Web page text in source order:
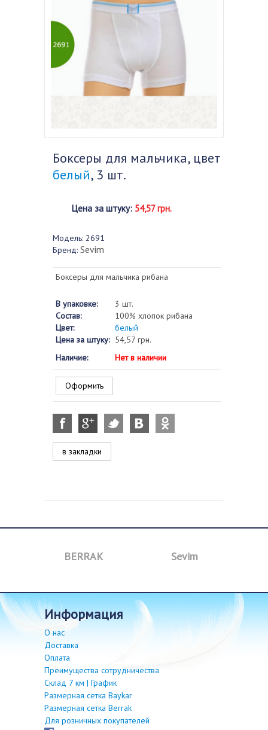
Боксеры для мальчика, цвет
белый, 3 шт.
Цена за штуку: 54,57 грн.
Модель: 2691
Бренд: Sevim
Боксеры для мальчика рибана
В упаковке:
3 шт.
Состав:
100% хлопок рибана
Цвет:
белый
Цена за штуку: 54,57 грн.
Наличие:
Нет в наличии
Оформить
в закладки
BERRAK Sevim
информация
О нас
Доставка
Оплата
Преимущества сотрудничества
Склад 7 км | График
Размерная сетка Baykar
Размерная сетка Berrak
Для розничных покупателей